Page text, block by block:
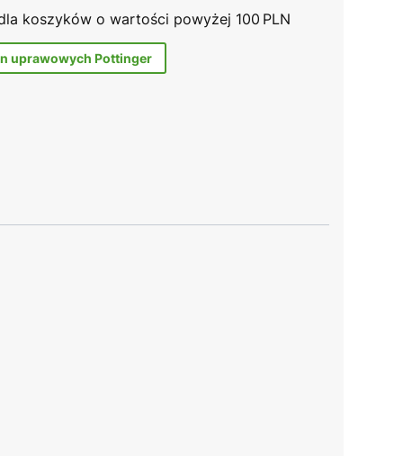
koszyków o wartości powyżej 100 PLN
uprawowych Pottinger